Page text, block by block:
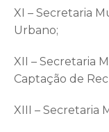
XI – Secretaria
Urbano;
XII – Secretaria
Captação de
XIII – Secretaria